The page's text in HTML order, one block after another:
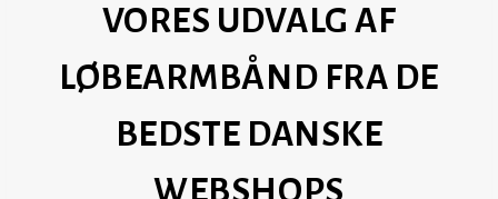
VORES UDVALG AF
LØBEARMBÅND FRA DE
BEDSTE DANSKE
WEBSHOPS